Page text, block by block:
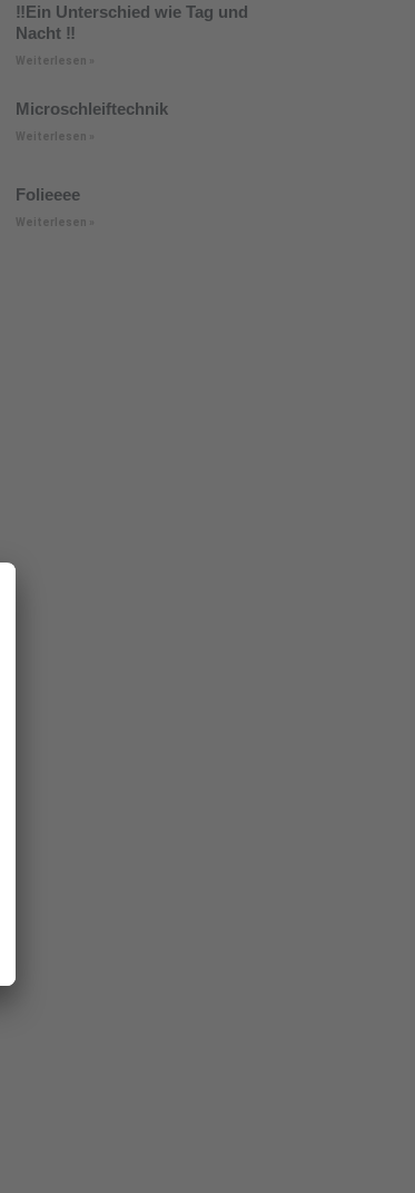
‼️Ein Unterschied wie Tag und
Nacht ‼️
Weiterlesen »
Microschleiftechnik
Weiterlesen »
Folieeee
Weiterlesen »